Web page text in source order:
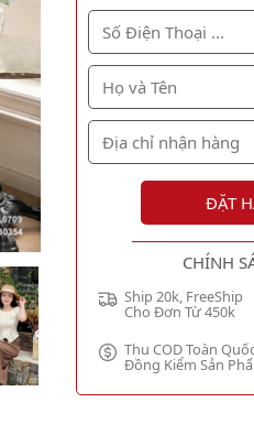
ĐẶT
CHÍNH
Ship 20k, FreeShip
Cho Đơn Từ 450k
Thu COD Toàn
Đồng Kiểm Sản